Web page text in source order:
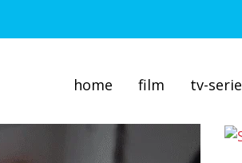
home film tv-serie